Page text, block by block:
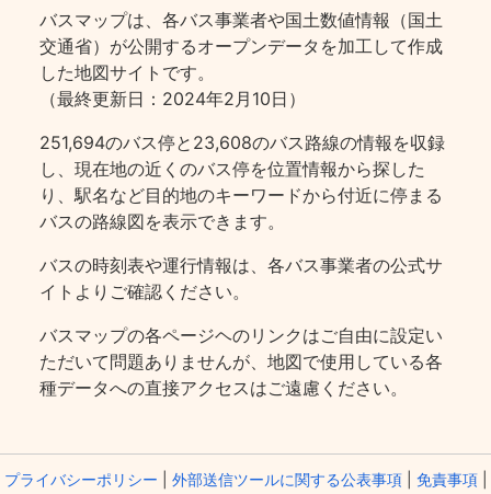
バスマップは、各バス事業者や国土数値情報（国土
交通省）が公開するオープンデータを加工して作成
した地図サイトです。
（最終更新日：2024年2月10日）
251,694のバス停と23,608のバス路線の情報を収録
し、現在地の近くのバス停を位置情報から探した
り、駅名など目的地のキーワードから付近に停まる
バスの路線図を表示できます。
バスの時刻表や運行情報は、各バス事業者の公式サ
イトよりご確認ください。
バスマップの各ページヘのリンクはご自由に設定い
ただいて問題ありませんが、地図で使用している各
種データへの直接アクセスはご遠慮ください。
プライバシーポリシー 外部送信ツールに関する公表事項| 免責事項|